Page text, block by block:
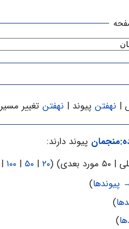
| نهفتنپیوند | نهفتنتغییر مسیر
پیوند دارند:
۲۰ | ۵۰ | ۱۰۰ |
پیوندها)
)
)